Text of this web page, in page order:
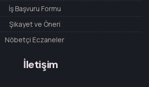
İş Başvuru Formu
Şikayet ve Öneri
Nöbetçi Eczaneler
İletişim